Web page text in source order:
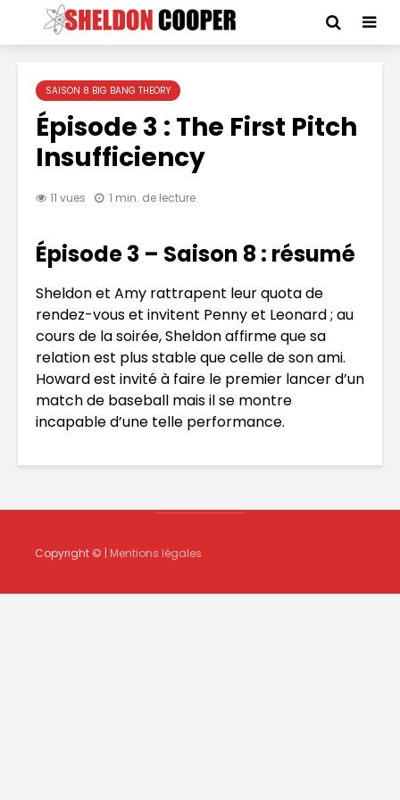
SAISON 8 BIG BANG THEORY
Épisode 3 : The First Pitch
Insufficiency
11 vues 1 min. de lecture
Épisode 3 – Saison 8 : résumé
Sheldon et Amy rattrapent leur quota de
rendez-vous et invitent Penny et Leonard ; au
cours de la soirée, Sheldon affirme que sa
relation est plus stable que celle de son ami.
Howard est invité à faire le premier lancer d’un
match de baseball mais il se montre
incapable d’une telle performance.
Copyright © | Mentions légales